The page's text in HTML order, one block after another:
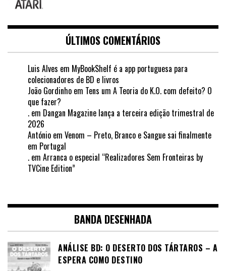
ÚLTIMOS COMENTÁRIOS
Luis Alves em MyBookShelf é a app portuguesa para
colecionadores de BD e livros
João Gordinho em Tens um A Teoria do K.O. com defeito? O
que fazer?
. em Dangan Magazine lança a terceira edição trimestral de
2026
António em Venom – Preto, Branco e Sangue sai finalmente
em Portugal
. em Arranca o especial “Realizadores Sem Fronteiras by
TVCine Edition”
BANDA DESENHADA
ANÁLISE BD: O DESERTO DOS TÁRTAROS – A
ESPERA COMO DESTINO